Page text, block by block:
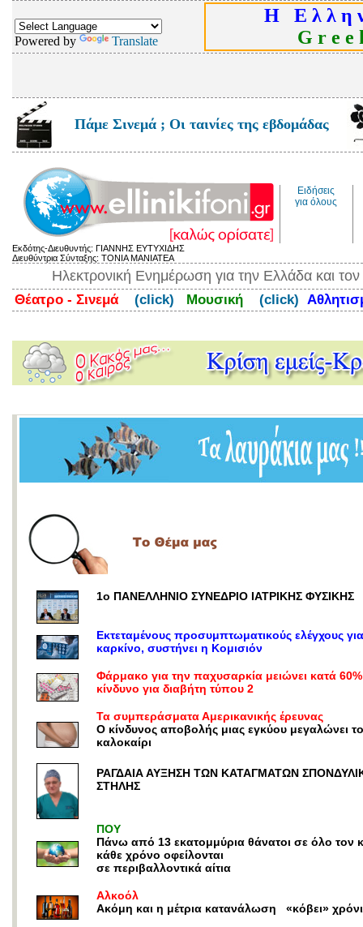
Powered by Translate
Η Ε λ λ η
G r e e
Πάμε Σινεμά ; Οι ταινίες της εβδομάδας
Ειδήσεις
για όλους
Εκδότης-Διευθυντής: ΓΙΑΝΝΗΣ ΕΥΤΥΧΙΔΗΣ
Διευθύντρια Σύνταξης: ΤΟΝΙΑ ΜΑΝΙΑΤΕΑ
Ηλεκτρονική Ενημέρωση για την Ελλάδα και
Θέατρο - Σινεμά (click) Μουσική (click)
1ο ΠΑΝΕΛΛΗΝΙΟ ΣΥΝΕΔΡΙΟ ΙΑΤΡΙΚΗΣ ΦΥΣΙΚΗΣ
Εκτεταμένους προσυμπτωματικούς ελέγχους για
καρκίνο, συστήνει η Κομισιόν
Φάρμακο για την παχυσαρκία μειώνει κατά
κίνδυνο για διαβήτη τύπου 2
Τα συμπεράσματα Αμερικανικής έρευνας
Ο κίνδυνος αποβολής μιας εγκύου μεγαλώνει το
καλοκαίρι
ΡΑΓΔΑΙΑ ΑΥΞΗΣΗ ΤΩΝ ΚΑΤΑΓΜΑΤΩΝ
ΣΤΗΛΗΣ
ΠΟΥ
Πάνω από 13 εκατομμύρια θάνατοι σε όλο τον
κάθε χρόνο οφείλονται
σε περιβαλλοντικά αίτια
Αλκοόλ
Ακόμη και η μέτρια κατανάλωση «κόβει»